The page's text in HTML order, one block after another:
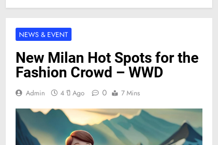
NEWS & EVENT
New Milan Hot Spots for the
Fashion Crowd – WWD
Admin 4 ปี Ago 0 7 Mins